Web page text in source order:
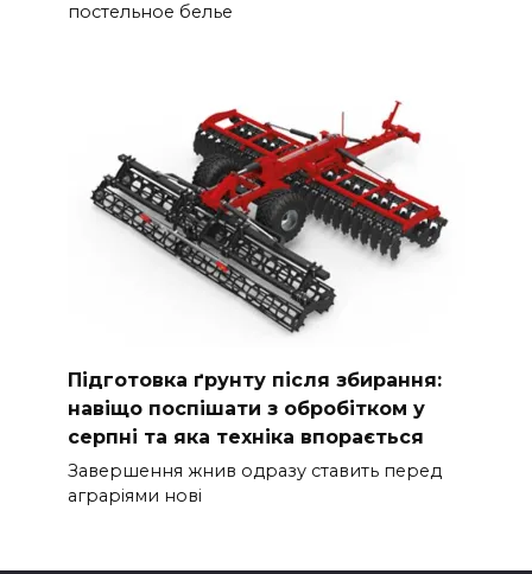
постельное белье
Підготовка ґрунту після збирання:
навіщо поспішати з обробітком у
серпні та яка техніка впорається
Завершення жнив одразу ставить перед
аграріями нові